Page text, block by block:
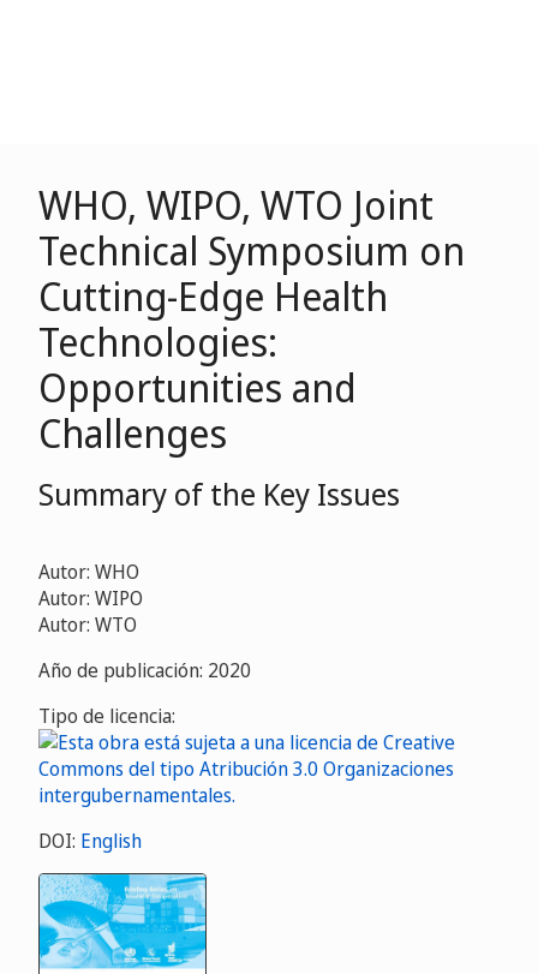
WHO, WIPO, WTO Joint
Technical Symposium on
Cutting-Edge Health
Technologies:
Opportunities and
Challenges
Summary of the Key Issues
Autor: WHO
Autor: WIPO
Autor: WTO
Año de publicación: 2020
Tipo de licencia:
DOI: English